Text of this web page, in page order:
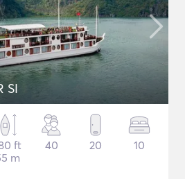
SI
ft
m
40 20 10